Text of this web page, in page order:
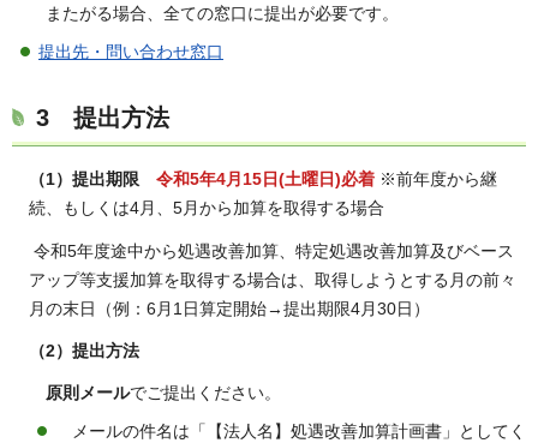
またがる場合、全ての窓口に提出が必要です。
提出先・問い合わせ窓口
3 提出方法
（1）提出期限 令和5年4月15日(土曜日)必着 ※前年度から継
続、もしくは4月、5月から加算を取得する場合
令和5年度途中から処遇改善加算、特定処遇改善加算及びベース
アップ等支援加算を取得する場合は、取得しようとする月の前々
月の末日（例：6月1日算定開始→提出期限4月30日）
（2） 提出方法
原則メールでご提出ください。
メールの件名は「【法人名】処遇改善加算計画書」としてく